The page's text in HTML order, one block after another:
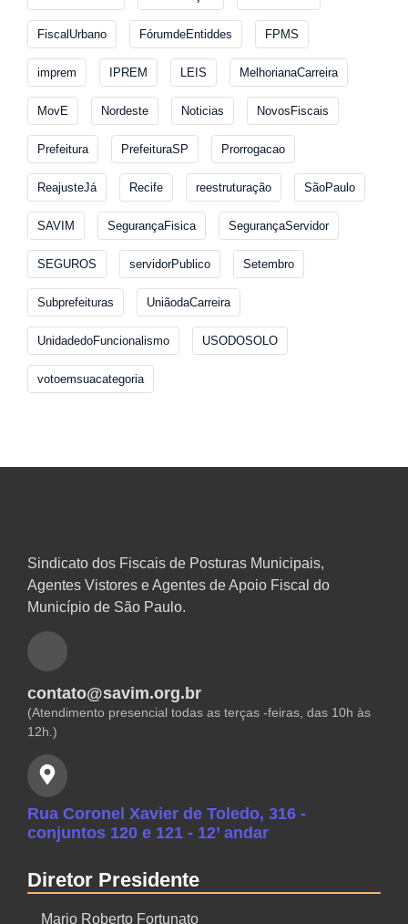
FiscalUrbano FórumdeEntiddes FPMS
imprem IPREM LEIS MelhorianaCarreira
MovE Nordeste Noticias NovosFiscais
Prefeitura PrefeituraSP Prorrogacao
ReajusteJá Recife reestruturação SãoPaulo
SAVIM SegurançaFisica SegurançaServidor
SEGUROS servidorPublico Setembro
Subprefeituras UniãodaCarreira
UnidadedoFuncionalismo USODOSOLO
votoemsuacategoria
Sindicato dos Fiscais de Posturas Municipais,
Agentes Vistores e Agentes de Apoio Fiscal do
Município de São Paulo.
contato@savim.org.br
(Atendimento presencial todas as terças -feiras, das 10h às
12h.)
Rua Coronel Xavier de Toledo, 316 -
conjuntos 120 e 121 - 12’ andar
Diretor Presidente
Mario Roberto Fortunato